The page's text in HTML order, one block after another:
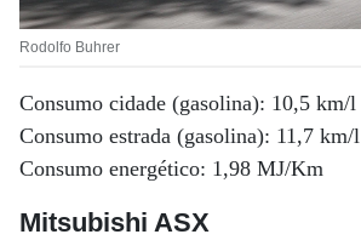
Rodolfo Buhrer
Consumo cidade (gasolina): 10,5 km/l
Consumo estrada (gasolina): 11,7 km/l
Consumo energético: 1,98 MJ/Km
Mitsubishi ASX